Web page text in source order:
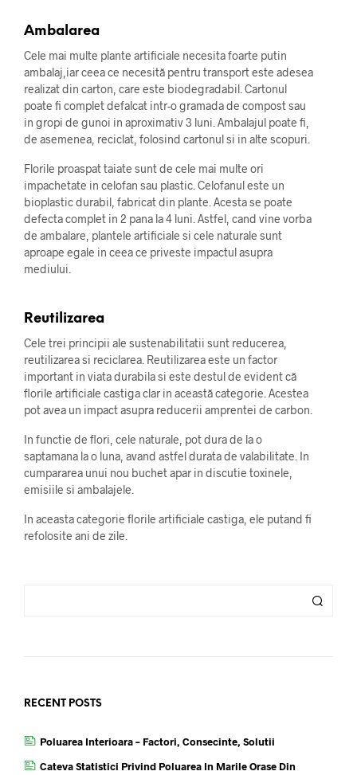
Ambalarea
Cele mai multe plante artificiale necesita foarte putin
ambalaj,iar ceea ce necesită pentru transport este adesea
realizat din carton, care este biodegradabil. Cartonul
poate fi complet defalcat intr-o gramada de compost sau
in gropi de gunoi in aproximativ 3 luni. Ambalajul poate fi,
de asemenea, reciclat, folosind cartonul si in alte scopuri.
Florile proaspat taiate sunt de cele mai multe ori
impachetate in celofan sau plastic. Celofanul este un
bioplastic durabil, fabricat din plante. Acesta se poate
defecta complet in 2 pana la 4 luni. Astfel, cand vine vorba
de ambalare, plantele artificiale si cele naturale sunt
aproape egale in ceea ce priveste impactul asupra
mediului.
Reutilizarea
Cele trei principii ale sustenabilitatii sunt reducerea,
reutilizarea si reciclarea. Reutilizarea este un factor
important in viata durabila si este destul de evident că
florile artificiale castiga clar in această categorie. Acestea
pot avea un impact asupra reducerii amprentei de carbon.
In functie de flori, cele naturale, pot dura de la o
saptamana la o luna, avand astfel durata de valabilitate. In
cumpararea unui nou buchet apar in discutie toxinele,
emisiile si ambalajele.
In aceasta categorie florile artificiale castiga, ele putand fi
refolosite ani de zile.
RECENT POSTS
Poluarea Interioara – Factori, Consecinte, Solutii
Cateva Statistici Privind Poluarea In Marile Orase Din